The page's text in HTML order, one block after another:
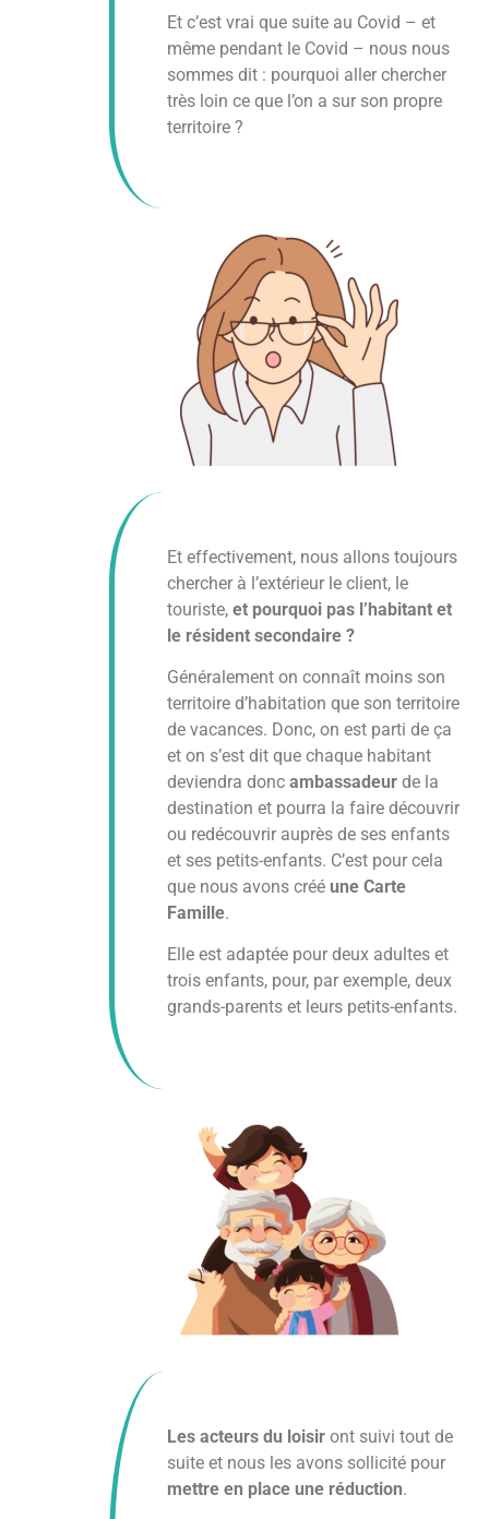
Et c’est vrai que suite au Covid – et
même pendant le Covid – nous nous
sommes dit : pourquoi aller chercher
très loin ce que l’on a sur son propre
territoire ?
Et effectivement, nous allons toujours
chercher à l’extérieur le client, le
touriste, et pourquoi pas l’habitant et
le résident secondaire ?
Généralement on connaît moins son
territoire d’habitation que son territoire
de vacances. Donc, on est parti de ça
et on s’est dit que chaque habitant
deviendra donc ambassadeur de la
destination et pourra la faire découvrir
ou redécouvrir auprès de ses enfants
et ses petits-enfants. C’est pour cela
que nous avons créé une Carte
Famille.
Elle est adaptée pour deux adultes et
trois enfants, pour, par exemple, deux
grands-parents et leurs petits-enfants.
Les acteurs du loisir ont suivi tout de
suite et nous les avons sollicité pour
mettre en place une réduction.